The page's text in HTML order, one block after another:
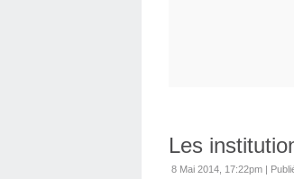
Les
8 Mai 2014, 17:22pm |